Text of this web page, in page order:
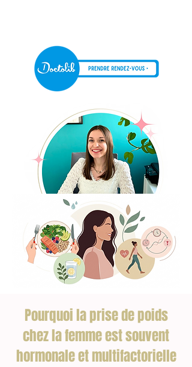
Pourquoi la prise de poids
chez la femme est souvent
hormonale et multifactorielle